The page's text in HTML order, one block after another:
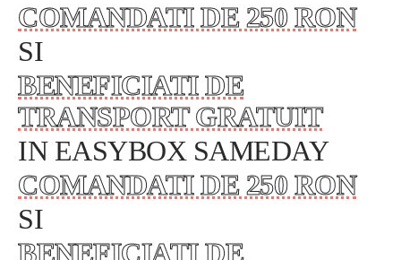
COMANDATI DE 250 RON
SI
BENEFICIATI DE
TRANSPORT GRATUIT
IN EASYBOX SAMEDAY
COMANDATI DE 250 RON
SI
BENEFICIATI DE